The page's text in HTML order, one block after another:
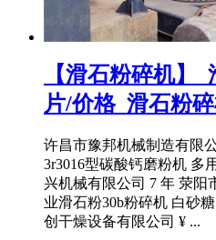
【滑石粉碎机】
片/价格_滑石粉
许昌市豫邦机械制造有限
3r3016型碳酸钙磨粉机 多
兴机械有限公司 7 年 荥阳
业滑石粉30b粉碎机 白砂
创干燥设备有限公司 ¥ ...